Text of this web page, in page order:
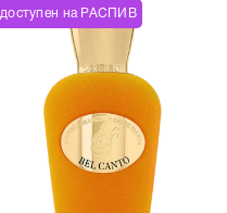
доступен на РАСПИВ